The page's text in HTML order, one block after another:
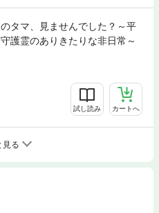
のタマ、見ませんでした？～平
護霊のありきたりな非日常～
試し読み カートへ
見る